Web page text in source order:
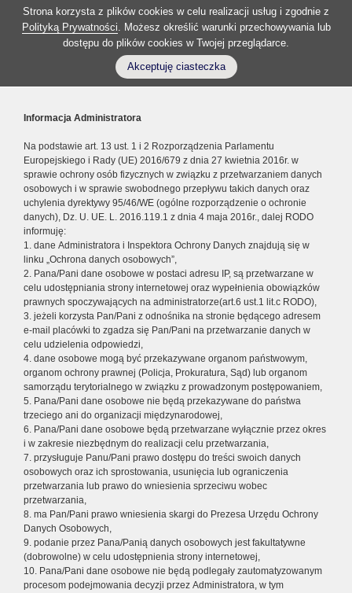
Strona korzysta z plików cookies w celu realizacji usług i zgodnie z
Polityką Prywatności. Możesz określić warunki przechowywania lub
dostępu do plików cookies w Twojej przeglądarce.
Akceptuję ciasteczka
Informacja Administratora
Na podstawie art. 13 ust. 1 i 2 Rozporządzenia Parlamentu
Europejskiego i Rady (UE) 2016/679 z dnia 27 kwietnia 2016r. w
sprawie ochrony osób fizycznych w związku z przetwarzaniem danych
osobowych i w sprawie swobodnego przepływu takich danych oraz
uchylenia dyrektywy 95/46/WE (ogólne rozporządzenie o ochronie
danych), Dz. U. UE. L. 2016.119.1 z dnia 4 maja 2016r., dalej RODO
informuję:
1. dane Administratora i Inspektora Ochrony Danych znajdują się w
linku „Ochrona danych osobowych”,
2. Pana/Pani dane osobowe w postaci adresu IP, są przetwarzane w
celu udostępniania strony internetowej oraz wypełnienia obowiązków
prawnych spoczywających na administratorze(art.6 ust.1 lit.c RODO),
3. jeżeli korzysta Pan/Pani z odnośnika na stronie będącego adresem
e-mail placówki to zgadza się Pan/Pani na przetwarzanie danych w
celu udzielenia odpowiedzi,
4. dane osobowe mogą być przekazywane organom państwowym,
organom ochrony prawnej (Policja, Prokuratura, Sąd) lub organom
samorządu terytorialnego w związku z prowadzonym postępowaniem,
5. Pana/Pani dane osobowe nie będą przekazywane do państwa
trzeciego ani do organizacji międzynarodowej,
6. Pana/Pani dane osobowe będą przetwarzane wyłącznie przez okres
i w zakresie niezbędnym do realizacji celu przetwarzania,
7. przysługuje Panu/Pani prawo dostępu do treści swoich danych
osobowych oraz ich sprostowania, usunięcia lub ograniczenia
przetwarzania lub prawo do wniesienia sprzeciwu wobec
przetwarzania,
8. ma Pan/Pani prawo wniesienia skargi do Prezesa Urzędu Ochrony
Danych Osobowych,
9. podanie przez Pana/Panią danych osobowych jest fakultatywne
(dobrowolne) w celu udostępnienia strony internetowej,
10. Pana/Pani dane osobowe nie będą podlegały zautomatyzowanym
procesom podejmowania decyzji przez Administratora, w tym